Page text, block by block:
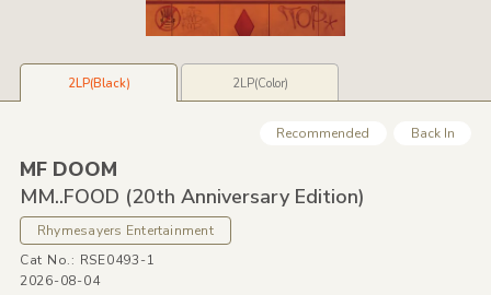
2LP(Black) 2LP(Color)
Recommended Back In
MF DOOM
MM..FOOD (20th Anniversary Edition)
Rhymesayers Entertainment
Cat No.: RSE0493-1
2026-08-04